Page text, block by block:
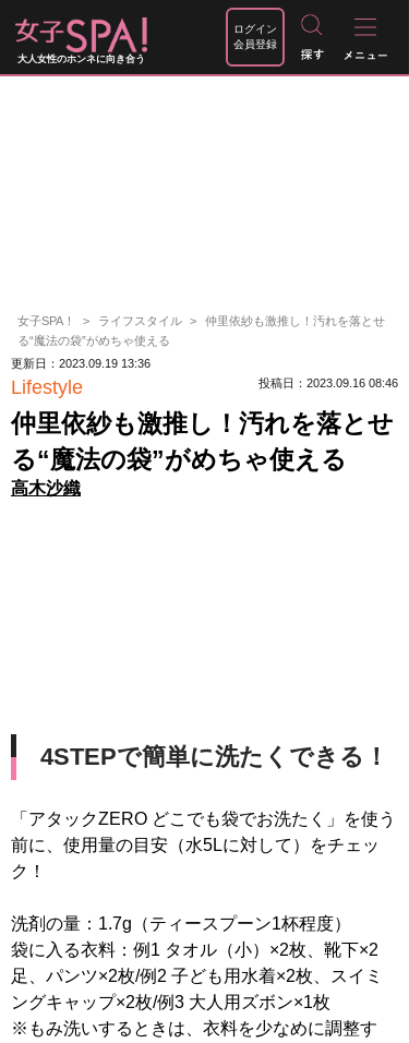
大人女性のホンネに向き合う
ログイン
会員登録
女子SPA！ ライフスタイル
仲里依紗も激推し！汚れを落とせ
る“魔法の袋”がめちゃ使える
更新日：2023.09.19 13:36
Lifestyle 投稿日：2023.09.16 08:46
仲里依紗も激推し！汚れを落とせ
る“魔法の袋”がめちゃ使える
高木沙織
4STEPで簡単に洗たくできる！
「アタックZERO どこでも袋でお洗たく」を使う
前に、使用量の目安（水5Lに対して）をチェッ
ク！
洗剤の量：1.7g（ティースプーン1杯程度）
袋に入る衣料：例1 タオル（小）×2枚、靴下×2
足、パンツ×2枚/例2 子ども用水着×2枚、スイミ
ングキャップ×2枚/例3 大人用ズボン×1枚
※もみ洗いするときは、衣料を少なめに調整す